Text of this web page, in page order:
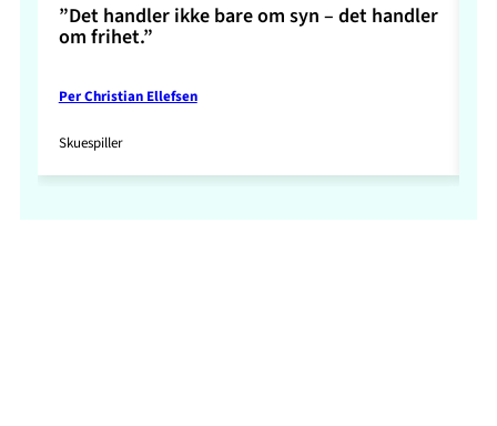
”Det handler ikke bare om syn – det handler
om frihet.”
Per Christian Ellefsen
Skuespiller